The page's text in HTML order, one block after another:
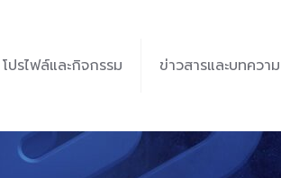
โปรไฟล์และกิจกรรม ข่าวสารและบทความ